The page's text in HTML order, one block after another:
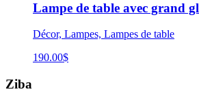
Lampe de table avec grand
Décor, Lampes, Lampes de table
190.00$
Ziba